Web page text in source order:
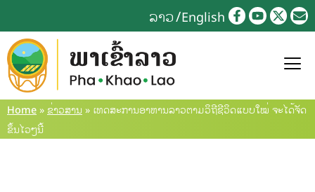
ລາວ English
Home » ຂ່າວສານ » ເທດສະການອາຫານລາວຕາມວິຖີຊີວິດແບບໃໝ່ ຈະໄດ້ຈັດ
ຂຶ້ນໄວໆນີ້